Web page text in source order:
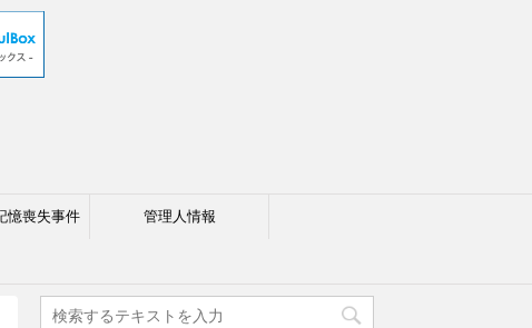
憶喪失事件 管理人情報